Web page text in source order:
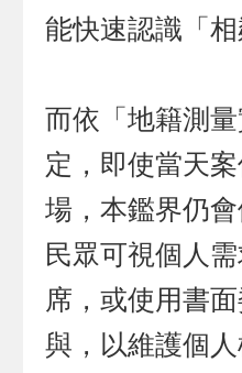
能快速認識「相
而依「地籍測
定，即使當天
場，本鑑界仍
民眾可視個人
席，或使用書
與，以維護個人